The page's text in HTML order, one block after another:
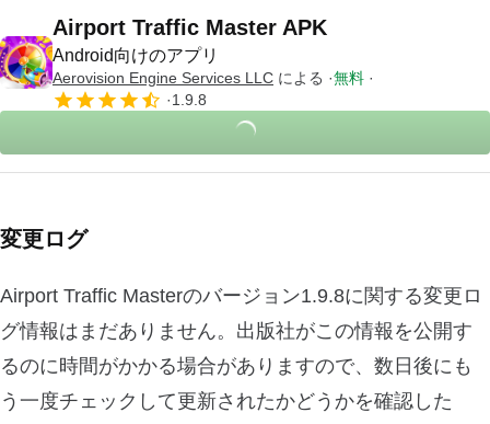
Airport Traffic Master APK
Android向けのアプリ
Aerovision Engine Services LLC による
無料
1.9.8
変更ログ
Airport Traffic Masterのバージョン1.9.8に関する変更ロ
グ情報はまだありません。出版社がこの情報を公開す
るのに時間がかかる場合がありますので、数日後にも
う一度チェックして更新されたかどうかを確認した